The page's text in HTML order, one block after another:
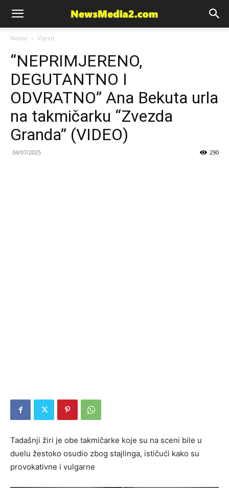
News
Media
Home Vijesti
“NEPRIMJERENO,
DEGUTANTNO I
ODVRATNO” Ana Bekuta urla
na takmičarku “Zvezda
Granda” (VIDEO)
04/07/2025 290
Tadašnji žiri je obe takmičarke koje su na sceni bile u
duelu žestoko osudio zbog stajlinga, ističući kako su
provokativne i vulgarne